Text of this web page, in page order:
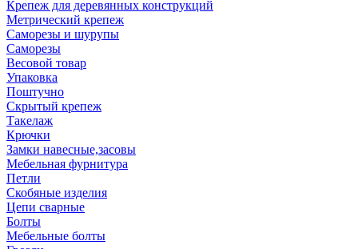
Крепеж для деревянных конструкций
Метрический крепеж
Саморезы и шурупы
Саморезы
Весовой товар
Упаковка
Поштучно
Скрытый крепеж
Такелаж
Крючки
Замки навесные,засовы
Мебельная фурнитура
Петли
Скобяные изделия
Цепи сварные
Болты
Мебельные болты